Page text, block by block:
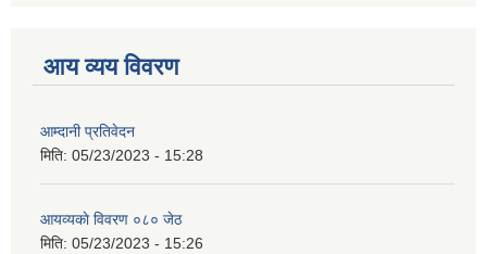
आय व्यय विवरण
आम्दानी प्रतिवेदन
मिति: 05/23/2023 - 15:28
आयव्यकाे विवरण ०८० जेठ
मिति: 05/23/2023 - 15:26